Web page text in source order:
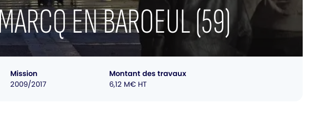
EN BAROEUL (59)
Mission
2009/2017
Montant des travaux
6,12 M€ HT